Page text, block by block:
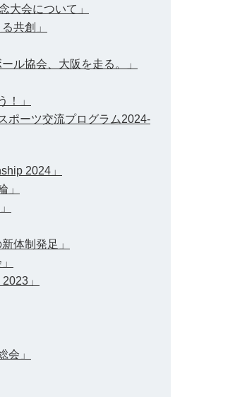
大会について」
共創」
ル協会、大阪を走る。」
！」
ポーツ交流プログラム2024-
2024」
」
体制発足」
」
会」